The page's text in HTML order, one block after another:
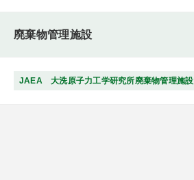
廃棄物管理施設
JAEA 大洗原子力工学研究所廃棄物管理施設